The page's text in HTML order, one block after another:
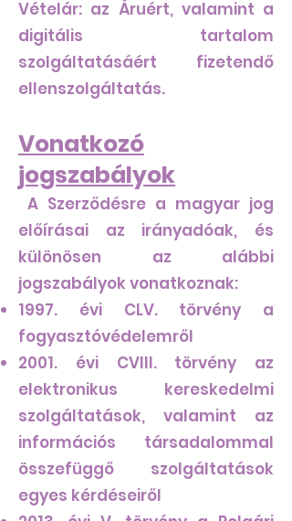
Vételár: az Áruért, valamint a
digitális tartalom
szolgáltatásáért fizetendő
ellenszolgáltatás.
Vonatkozó
jogszabályok
A Szerződésre a magyar jog
előírásai az irányadóak, és
különösen az alábbi
jogszabályok vonatkoznak:
1997. évi CLV. törvény a
fogyasztóvédelemről
2001. évi CVIII. törvény az
elektronikus kereskedelmi
szolgáltatások, valamint az
információs társadalommal
összefüggő szolgáltatások
egyes kérdéseiről